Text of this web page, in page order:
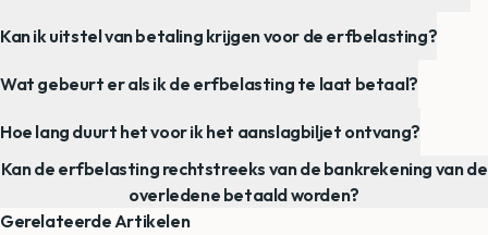
Kan ik uitstel van betaling krijgen voor de erfbelasting?
Wat gebeurt er als ik de erfbelasting te laat betaal?
Hoe lang duurt het voor ik het aanslagbiljet ontvang?
Kan de erfbelasting rechtstreeks van de bankrekening van de
overledene betaald worden?
Gerelateerde Artikelen